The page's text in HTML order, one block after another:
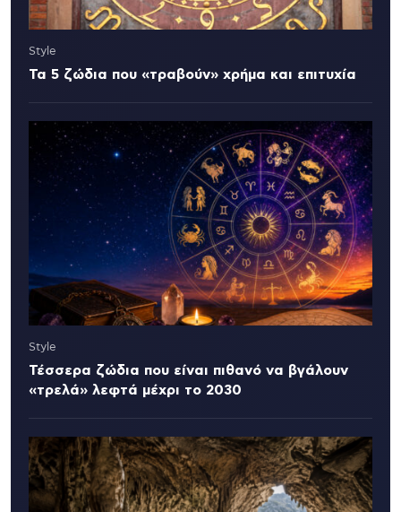
Style
Τα 5 ζώδια που «τραβούν» χρήμα και επιτυχία
Style
Τέσσερα ζώδια που είναι πιθανό να βγάλουν
«τρελά» λεφτά μέχρι το 2030